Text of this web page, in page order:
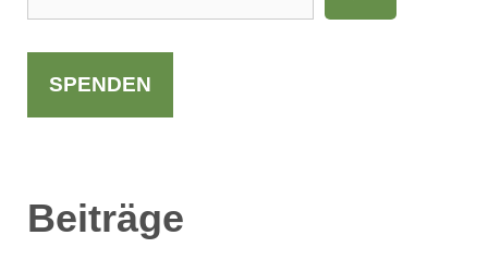
u
c
e
SPENDEN
Beiträge